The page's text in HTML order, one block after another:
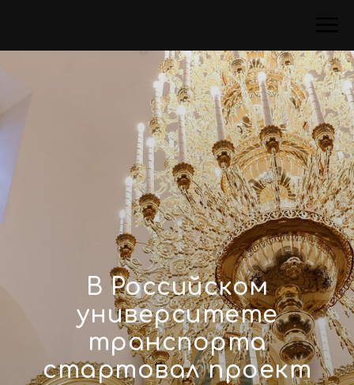
В Российском
университете
транспорта
стартовал проект